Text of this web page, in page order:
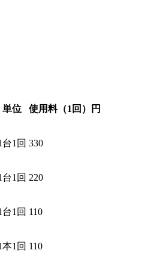
単位 使用料（1回）円
台1回 330
台1回 220
台1回 110
本1回 110